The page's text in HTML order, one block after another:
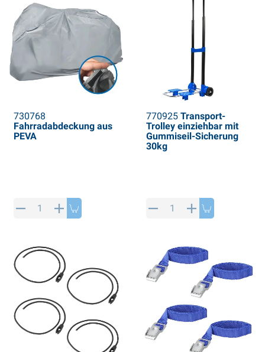
730768
Fahrradabdeckung aus
PEVA
770925Transport-
Trolley einziehbar mit
Gummiseil-Sicherung
30kg